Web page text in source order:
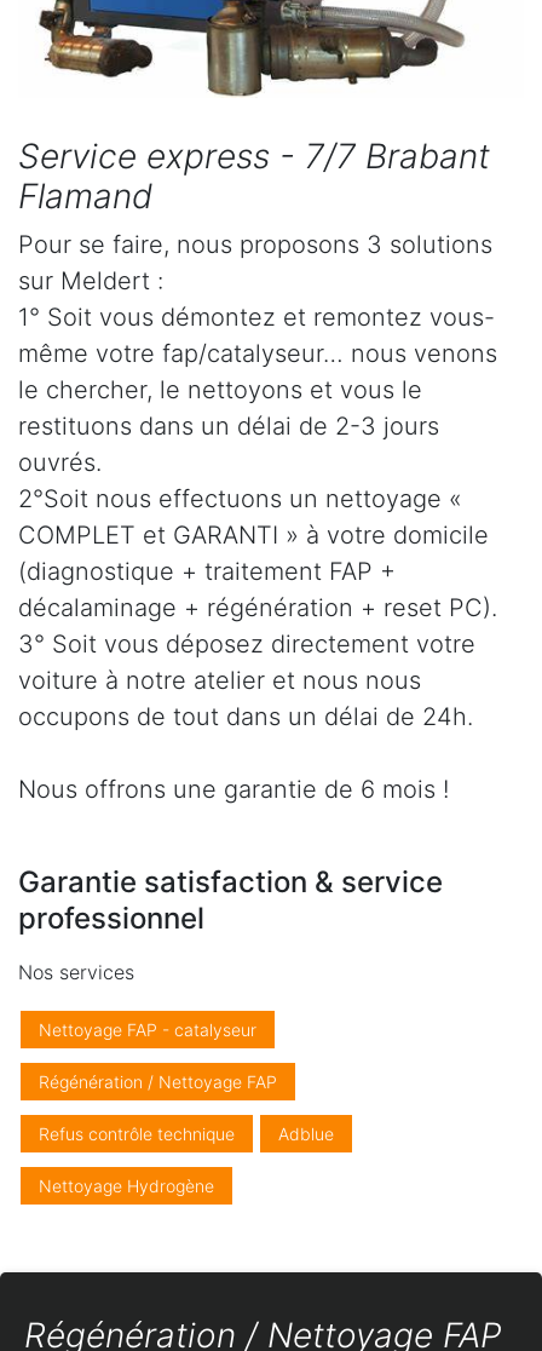
Service express - 7/7 Brabant
Flamand
Pour se faire, nous proposons 3 solutions
sur Meldert :
1° Soit vous démontez et remontez vous-
même votre fap/catalyseur… nous venons
le chercher, le nettoyons et vous le
restituons dans un délai de 2-3 jours
ouvrés.
2°Soit nous effectuons un nettoyage «
COMPLET et GARANTI » à votre domicile
(diagnostique + traitement FAP +
décalaminage + régénération + reset PC).
3° Soit vous déposez directement votre
voiture à notre atelier et nous nous
occupons de tout dans un délai de 24h.
Nous offrons une garantie de 6 mois !
Garantie satisfaction & service
professionnel
Nos services
Nettoyage FAP - catalyseur
Régénération / Nettoyage FAP
Refus contrôle technique Adblue
Nettoyage Hydrogène
Régénération / Nettoyage FAP